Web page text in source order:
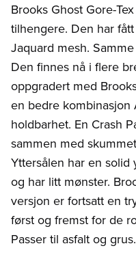
Brooks Ghost Gore-
tilhengere. Den har
Jaquard mesh.
Den finnes nå i flere
oppgradert med
en bedre kombinasjon
holdbarhet. En Crash
sammen med
Yttersålen har en
og har litt mønster.
versjon er fortsatt en
først og fremst for de
Passer til asfalt og grus.